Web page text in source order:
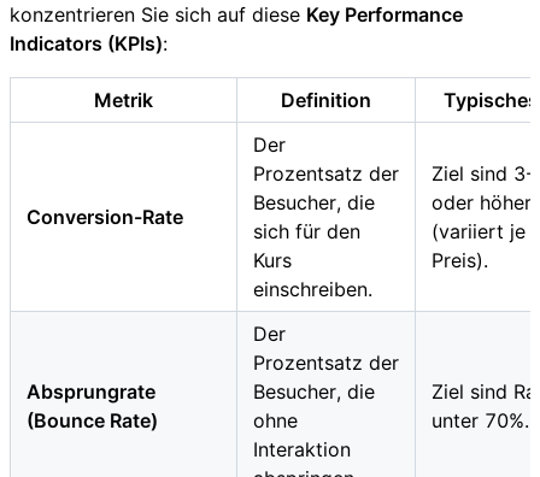
konzentrieren Sie sich auf diese Key Performance
Indicators (KPIs):
Metrik Definition
Conversion-Rate
Der
Prozentsatz der
Besucher, die
sich für den
Kurs
einschreiben.
Ziel sind 3-
oder höher
(variiert je
Preis).
Absprungrate
(Bounce Rate)
Der
Prozentsatz der
Besucher, die
ohne
Interaktion
Ziel sind
unter 70%.